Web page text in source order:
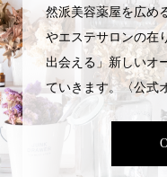
然派美容薬屋を広め
やエステサロンの在
出会える」新しいオ
ていきます。〈公式